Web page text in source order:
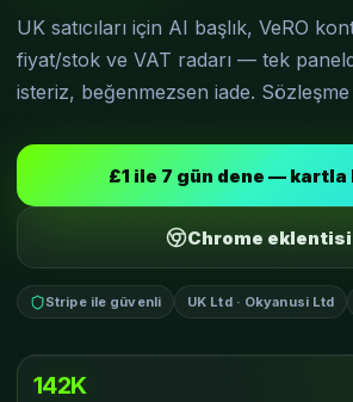
UK satıcıları için AI başlık, VeRO
fiyat/stok ve VAT radarı — tek
isteriz, beğenmezsen iade.
£1 ile 7 gün dene — kartla
Chrome eklentisi
Stripe ile güvenli UK Ltd · Okyanusi Ltd
142K